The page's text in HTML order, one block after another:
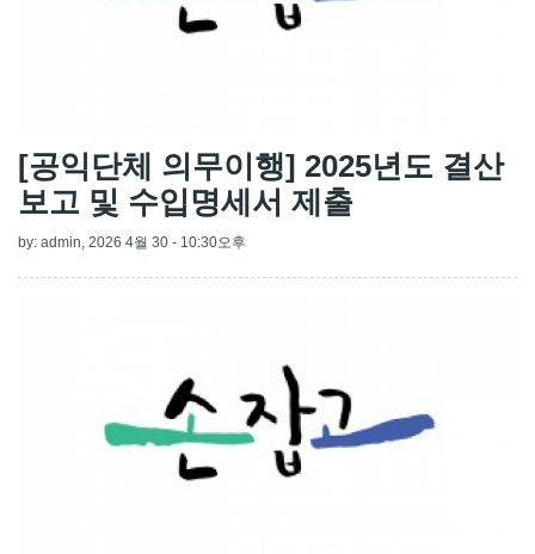
[공익단체 의무이행] 2025년도 결산
보고 및 수입명세서 제출
by: admin , 2026 4월 30 - 10:30오후